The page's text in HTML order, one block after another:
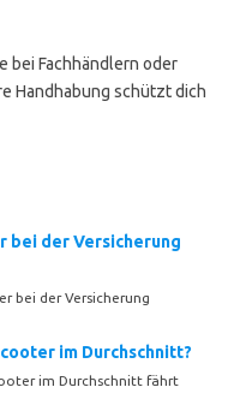
bei Fachhändlern oder
Handhabung schützt dich
bei der Versicherung
bei der Versicherung
im Durchschnitt?
im Durchschnitt fährt